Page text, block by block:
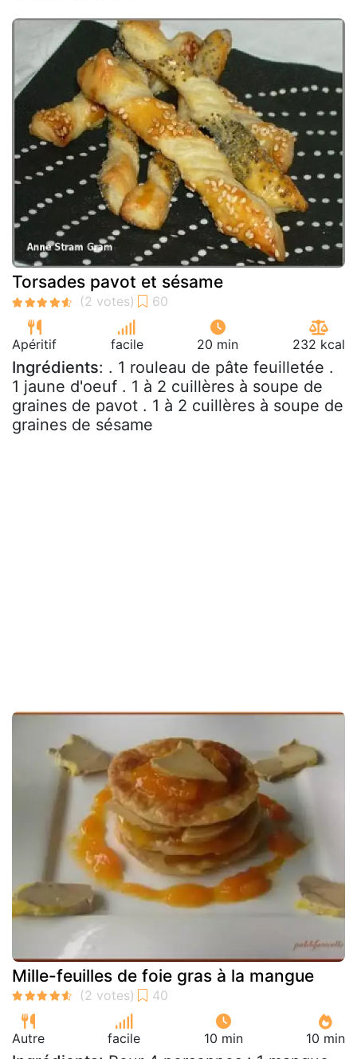
Torsades pavot et sésame
Apéritif facile 20 min 232 kcal
Ingrédients: . 1 rouleau de pâte feuilletée .
1 jaune d'oeuf . 1 à 2 cuillères à soupe de
graines de pavot . 1 à 2 cuillères à soupe de
graines de sésame
Mille-feuilles de foie gras à la mangue
Autre facile 10 min 10 min